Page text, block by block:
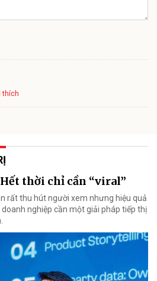
thích
thời chỉ cần “viral”
rất thu hút người xem nhưng hiệu quả
nghiệp cần một giải pháp tiếp thị